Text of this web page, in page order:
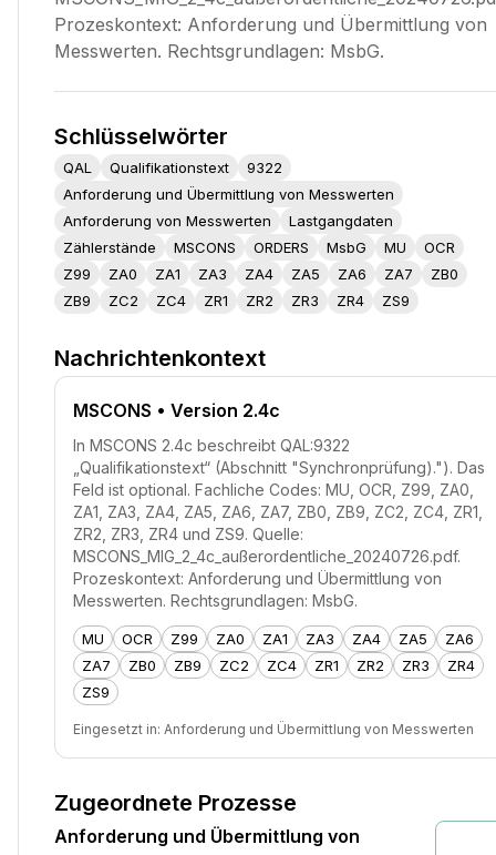
Prozeskontext: Anforderung und Übermittlung von
Messwerten. Rechtsgrundlagen: MsbG.
Schlüsselwörter
QAL Qualifikationstext
9322
Anforderung und Übermittlung von Messwerten
Anforderung von Messwerten
Lastgangdaten
Zählerstände
MSCONS ORDERS MsbG MU
OCR
Z99
ZA0 ZA1 ZA3 ZA4 ZA5 ZA6 ZA7
ZB0
ZB9
ZC2 ZC4 ZR1 ZR2 ZR3 ZR4 ZS9
Nachrichtenkontext
MSCONS • Version 2.4c
In MSCONS 2.4c beschreibt QAL:9322
„Qualifikationstext“ (Abschnitt "Synchronprüfung)."). Das
Feld ist optional. Fachliche Codes: MU, OCR, Z99, ZA0,
ZA1, ZA3, ZA4, ZA5, ZA6, ZA7, ZB0, ZB9, ZC2, ZC4, ZR1,
ZR2, ZR3, ZR4 und ZS9. Quelle:
MSCONS_MIG_2_4c_außerordentliche_20240726.pdf.
Prozeskontext: Anforderung und Übermittlung von
Messwerten. Rechtsgrundlagen: MsbG.
MU OCR Z99 ZA0 ZA1 ZA3 ZA4 ZA5
ZA6
ZA7
ZB0 ZB9 ZC2 ZC4 ZR1 ZR2 ZR3
ZR4
ZS9
Eingesetzt in: Anforderung und Übermittlung von Messwerten
Zugeordnete Prozesse
Anforderung und Übermittlung von